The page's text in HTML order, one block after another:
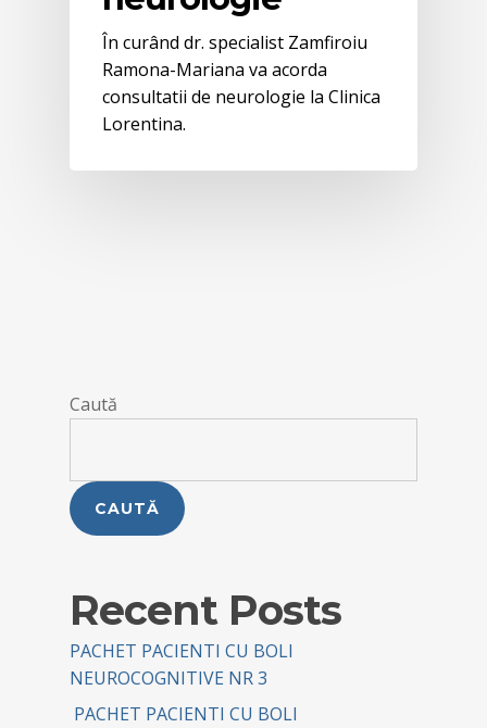
În curând dr. specialist Zamfiroiu
Ramona-Mariana va acorda
consultatii de neurologie la Clinica
Lorentina.
Caută
CAUTĂ
Recent Posts
PACHET PACIENTI CU BOLI
NEUROCOGNITIVE NR 3
PACHET PACIENTI CU BOLI